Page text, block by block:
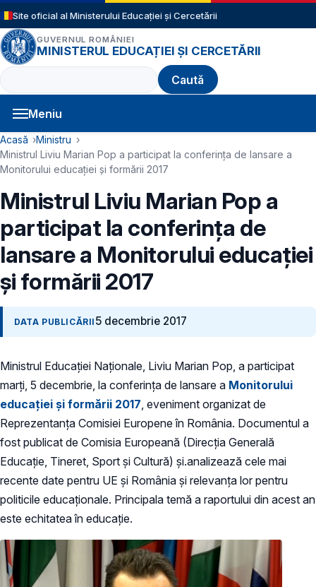
Sari la conținutul principal
Site oficial al Ministerului Educației și Cercetării
GUVERNUL ROMÂNIEI
MINISTERUL EDUCAȚIEI ȘI CERCETĂRII
Caută
Meniu
Navigație principală
Cale de navigare
Acasă
Ministru
Ministrul Liviu Marian Pop a participat la conferința de lansare a
Monitorului educației și formării 2017
Ministrul Liviu Marian Pop a
participat la conferința de
lansare a Monitorului educației
și formării 2017
DATA PUBLICĂRII 5 decembrie 2017
Ministrul Educației Naționale, Liviu Marian Pop, a participat
marți, 5 decembrie, la conferința de lansare a Monitorului
educației și formării 2017 , eveniment organizat de
Reprezentanța Comisiei Europene în România. Documentul a
fost publicat de Comisia Europeană (Direcția Generală
Educație, Tineret, Sport și Cultură) și.analizează cele mai
recente date pentru UE și România și relevanța lor pentru
politicile educaționale. Principala temă a raportului din acest an
este echitatea în educație.